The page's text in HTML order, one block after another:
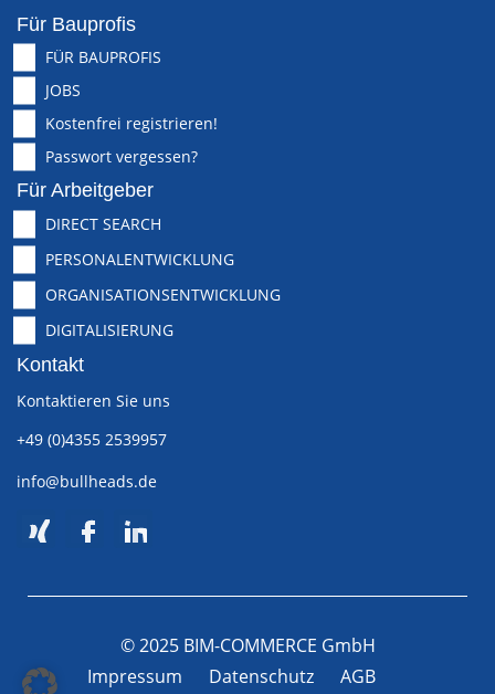
Für Bauprofis
FÜR BAUPROFIS
JOBS
Kostenfrei registrieren!
Passwort vergessen?
Für Arbeitgeber
DIRECT SEARCH
PERSONALENTWICKLUNG
ORGANISATIONSENTWICKLUNG
DIGITALISIERUNG
Kontakt
Kontaktieren Sie uns
+49 (0)4355 2539957
info@bullheads.de
© 2025 BIM-COMMERCE GmbH
Impressum
Datenschutz AGB